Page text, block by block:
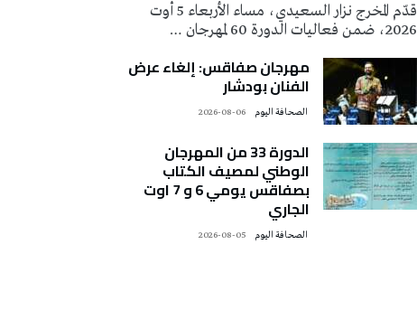
قدّم المخرج نزار السعيدي، مساء الأربعاء 5 أوت
2026، ضمن فعاليات الدورة 60 لمهرجان …
مهرجان صفاقس: إلغاء عرض
الفنان بودشار
2026-08-06
الدورة 33 من المهرجان
الوطني لمصيف الكتاب
بصفاقس يومي 6 و 7 اوت
الجاري
2026-08-05